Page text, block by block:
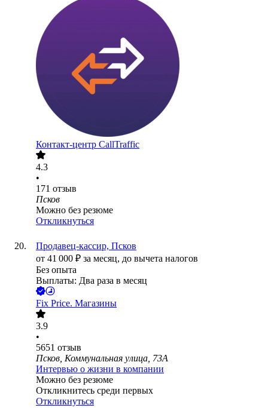
Контакт-центр CallTraffic
4.3
•
171 отзыв
Псков
Можно без резюме
Откликнуться
Продавец-кассир, Псков
от 41 000 ₽ за месяц, до вычета налогов
Без опыта
Выплаты: Два раза в месяц
Fix Price. Магазины
3.9
•
5651 отзыв
Псков, Коммунальная улица, 73А
Интервью о жизни в компании
Можно без резюме
Откликнитесь среди первых
Откликнуться